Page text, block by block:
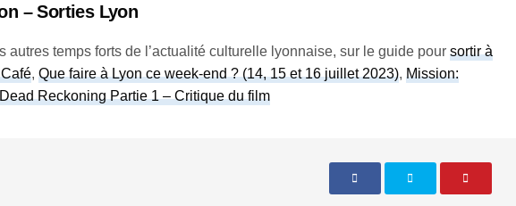
– Sorties Lyon
autres temps forts de l’actualité culturelle lyonnaise, sur le guide poursortir à
,Que faire à Lyon ce week-end ? (14, 15 et 16 juillet 2023),Mission:
Reckoning Partie 1 – Critique du film